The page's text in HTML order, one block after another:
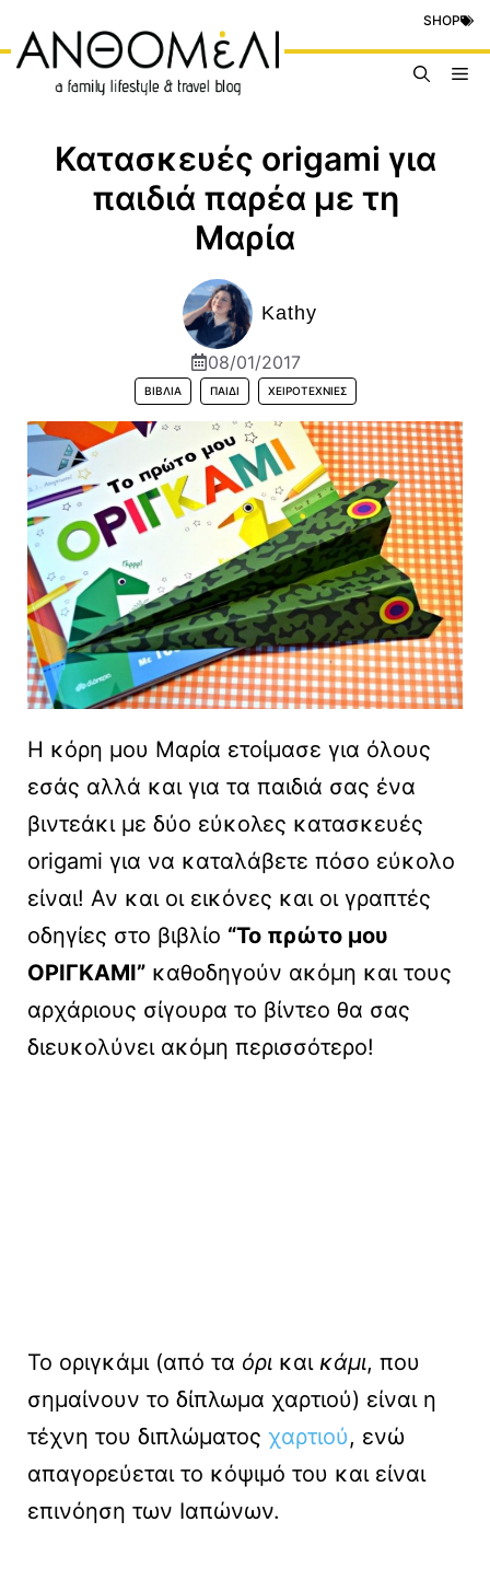
περιεχόμενο
SHOP
Κατασκευές origami για
παιδιά παρέα με τη
Μαρία
Kathy
08/01/2017
ΒΙΒΛΊΑ ΠΑΙΔΊ ΧΕΙΡΟΤΕΧΝΊΕΣ
Η κόρη μου Μαρία ετοίμασε για όλους
εσάς αλλά και για τα παιδιά σας ένα
βιντεάκι με δύο εύκολες κατασκευές
origami για να καταλάβετε πόσο εύκολο
είναι! Αν και οι εικόνες και οι γραπτές
οδηγίες στο βιβλίο “Το πρώτο μου
ΟΡΙΓΚΑΜΙ” καθοδηγούν ακόμη και τους
αρχάριους σίγουρα το βίντεο θα σας
διευκολύνει ακόμη περισσότερο!
Το οριγκάμι (από τα όρι και κάμι, που
σημαίνουν το δίπλωμα χαρτιού) είναι η
τέχνη του διπλώματος χαρτιού, ενώ
απαγορεύεται το κόψιμό του και είναι
επινόηση των Ιαπώνων.